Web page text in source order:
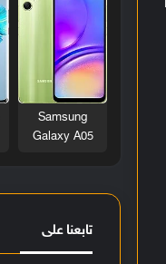
Samsung
Galaxy A05
تابعنا على